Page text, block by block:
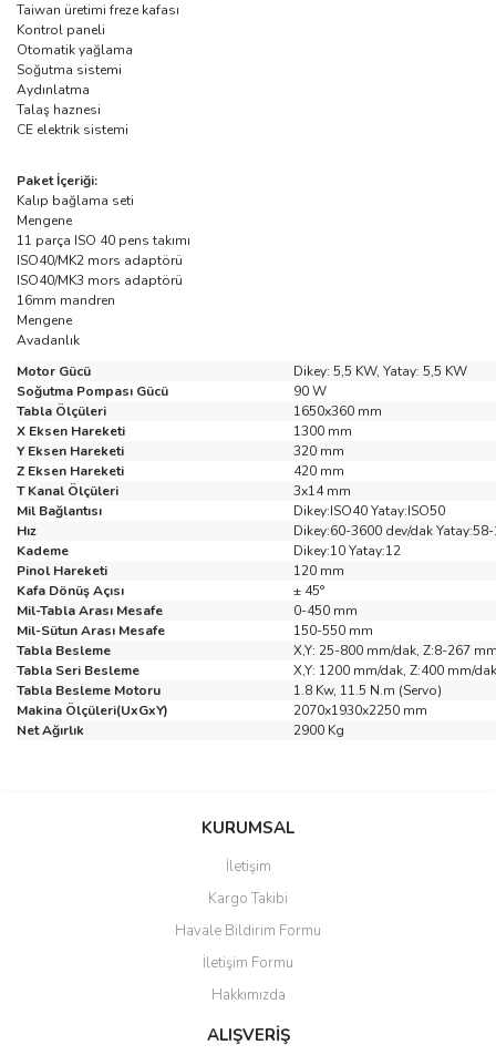
Taiwan üretimi freze kafası
Kontrol paneli
Otomatik yağlama
Soğutma sistemi
Aydınlatma
Talaş haznesi
CE elektrik sistemi
Paket İçeriği:
Kalıp bağlama seti
Mengene
11 parça ISO 40 pens takımı
ISO40/MK2 mors adaptörü
ISO40/MK3 mors adaptörü
16mm mandren
Mengene
Avadanlık
Motor Gücü
Dikey: 5,5 KW, Yatay: 5,5 KW
Soğutma Pompası Gücü
90 W
Tabla Ölçüleri
1650x360 mm
X Eksen Hareketi
1300 mm
Y Eksen Hareketi
320 mm
Z Eksen Hareketi
420 mm
T Kanal Ölçüleri
3x14 mm
Mil Bağlantısı
Dikey:ISO40 Yatay:ISO50
Hız
Dikey:60-3600 dev/dak
Kademe
Dikey:10 Yatay:12
Pinol Hareketi
120 mm
Kafa Dönüş Açısı
± 45°
Mil-Tabla Arası Mesafe
0-450 mm
Mil-Sütun Arası Mesafe
150-550 mm
Tabla Besleme
X,Y: 25-800 mm/dak, Z:8-267
Tabla Seri Besleme
X,Y: 1200 mm/dak, Z:400 mm/dak
Tabla Besleme Motoru
1.8 Kw, 11.5 N.m (Servo)
Makina Ölçüleri(UxGxY)
2070x1930x2250 mm
Net Ağırlık
2900 Kg
Bu ürüne ilk yorumu siz yapın!
Ürün resmi kalitesiz, bozuk veya görüntülenemiyor.
Ürün açıklamasında eksik bilgiler bulunuyor.
Ürün bilgilerinde hatalar bulunuyor.
Ürün fiyatı diğer sitelerden daha pahalı.
Bu ürüne benzer farklı alternatifler olmalı.
KURUMSAL
İletişim
Kargo Takibi
Havale Bildirim Formu
İletişim Formu
Hakkımızda
ALIŞVERİŞ